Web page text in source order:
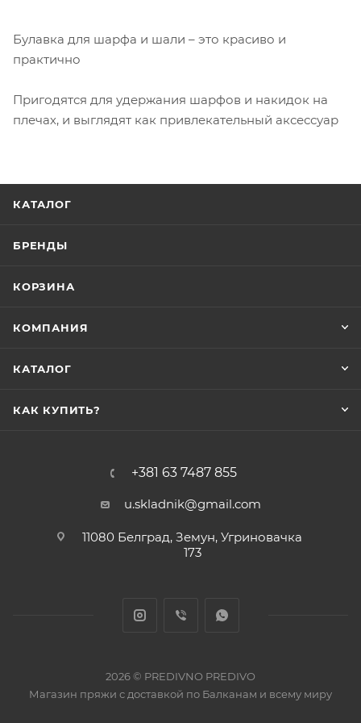
Булавка для шарфа и шали – это красиво и
практично
Пригодятся для удержания шарфов и накидок на
плечах, и выглядят как привлекательный аксессуар
КАТАЛОГ
БРЕНДЫ
КОРЗИНА
КОМПАНИЯ
КАТАЛОГ
КАК КУПИТЬ?
+381 63 7487 855
u.skladnik@gmail.com
11080 Белград, Земун, Угриновачка
173
2026 © PREDIVNO PREDIVO
Магазин пряжи с доставкой по Балканам и всему миру